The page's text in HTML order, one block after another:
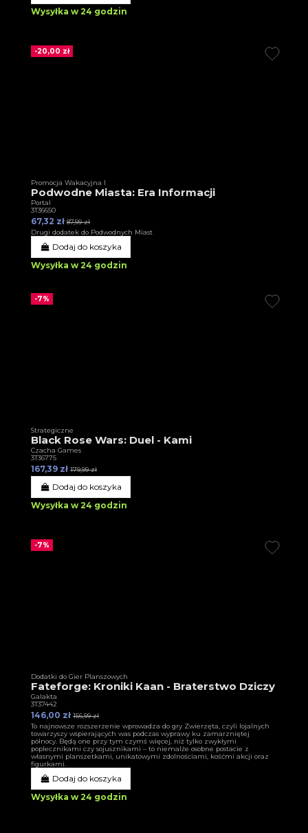
Wysyłka w 24 godzin
-20,00 zł
Promocja Wakacyjna I
Podwodne Miasta: Era Informacji
Portal
3T36650
67,32 zł 87,99 zł
Drugi dodatek do Podwodnych Miast
Dodaj do koszyka
Wysyłka w 24 godzin
-7%
Strategiczne
Black Rose Wars: Duel - Kami
Czacha Games
3T36775
167,39 zł 179,99 zł
Dodaj do koszyka
Wysyłka w 24 godzin
-7%
Dodatki do Gier Planszowych
Fateforge: Kroniki Kaan - Braterstwo Dziczy
Galakta
3T37442
146,00 zł 156,99 zł
To najnowsze rozszerzenie wprowadza do gry Zwierzęta, czyli lojalnych
towarzyszy wspierających was podczas wyprawy ku zamarzniętej
północy. Będą one przy tym czymś więcej, niż tylko zwykłymi
poplecznikami czy sojusznikami – to niemalże osobne postacie z
własnymi planszetkami, unikatowymi zdolnościami, kośćmi akcji oraz
figurkami.
Dodaj do koszyka
Wysyłka w 24 godzin